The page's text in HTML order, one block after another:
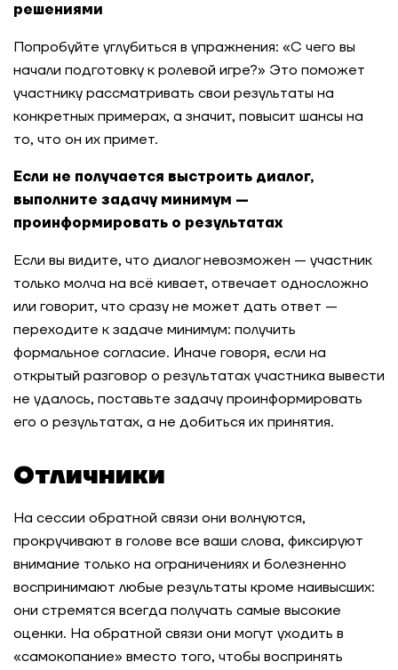
решениями
Попробуйте углубиться в упражнения: «С чего вы
начали подготовку к ролевой игре?» Это поможет
участнику рассматривать свои результаты на
конкретных примерах, а значит, повысит шансы на
то, что он их примет.
Если не получается выстроить диалог,
выполните задачу минимум —
проинформировать о результатах
Если вы видите, что диалог невозможен — участник
только молча на всё кивает, отвечает односложно
или говорит, что сразу не может дать ответ —
переходите к задаче минимум: получить
формальное согласие. Иначе говоря, если на
открытый разговор о результатах участника вывести
не удалось, поставьте задачу проинформировать
его о результатах, а не добиться их принятия.
Отличники
На сессии обратной связи они волнуются,
прокручивают в голове все ваши слова, фиксируют
внимание только на ограничениях и болезненно
воспринимают любые результаты кроме наивысших:
они стремятся всегда получать самые высокие
оценки. На обратной связи они могут уходить в
«самокопание» вместо того, чтобы воспринять